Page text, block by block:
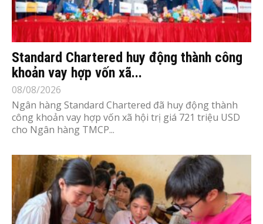
Standard Chartered huy động thành công
khoản vay hợp vốn xã...
08/08/2026
Ngân hàng Standard Chartered đã huy động thành
công khoản vay hợp vốn xã hội trị giá 721 triệu USD
cho Ngân hàng TMCP...